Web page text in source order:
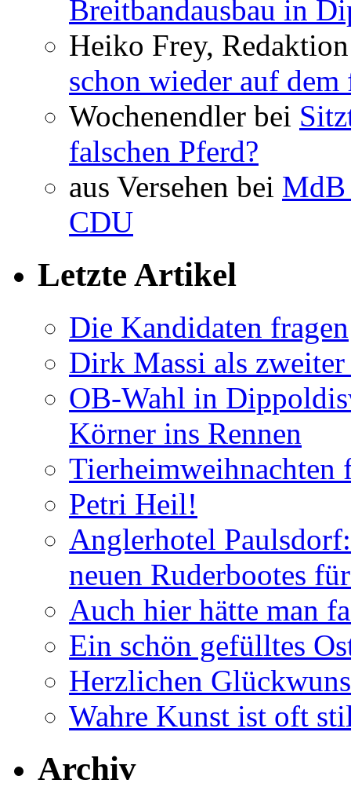
Breitbandausbau in
Heiko Frey,
schon wieder auf dem
Wochenendler bei
falschen Pferd?
aus Versehen bei MdB
CDU
Letzte Artikel
Die Kandidaten fragen
Dirk Massi als
OB-Wahl in
Körner ins Rennen
Tierheimweihnachten
Petri Heil!
Anglerhotel
neuen Ruderbootes
Auch hier hätte man
Ein schön gefülltes
Herzlichen
Wahre Kunst ist oft
Archiv